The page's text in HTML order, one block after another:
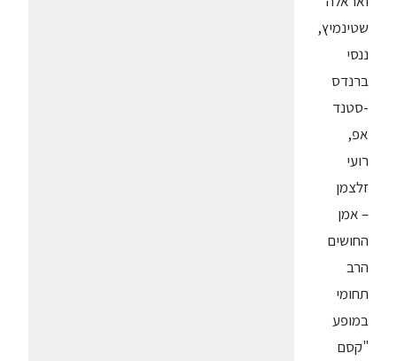
שטינמיץ,
ננסי
ברנדס
-סטנד
אפ,
רועי
זלצמן
– אמן
החושים
הרב
תחומי
במופע
"קסם